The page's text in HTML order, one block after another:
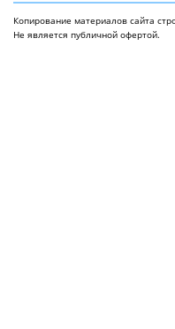
Копирование материалов сайта
Не является публичной офертой.